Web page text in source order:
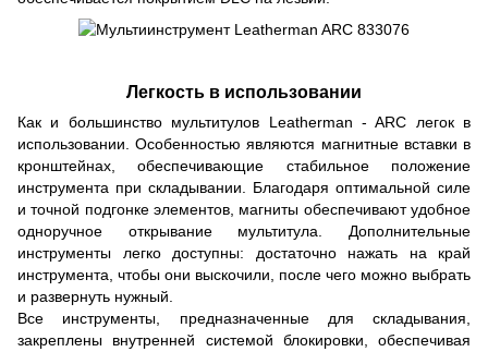
Легкость в использовании
Как и большинство мультитулов Leatherman - ARC легок в
использовании. Особенностью являются магнитные вставки в
кронштейнах, обеспечивающие стабильное положение
инструмента при складывании. Благодаря оптимальной силе
и точной подгонке элементов, магниты обеспечивают удобное
одноручное открывание мультитула. Дополнительные
инструменты легко доступны: достаточно нажать на край
инструмента, чтобы они выскочили, после чего можно выбрать
и развернуть нужный.
Все инструменты, предназначенные для складывания,
закреплены внутренней системой блокировки, обеспечивая